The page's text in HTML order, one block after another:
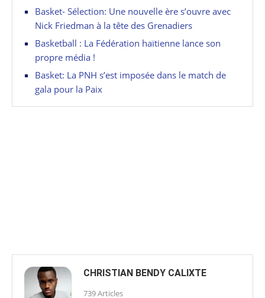
Basket- Sélection: Une nouvelle ère s’ouvre avec
Nick Friedman à la tête des Grenadiers
Basketball : La Fédération haïtienne lance son
propre média !
Basket: La PNH s’est imposée dans le match de
gala pour la Paix
CHRISTIAN BENDY CALIXTE
739 Articles